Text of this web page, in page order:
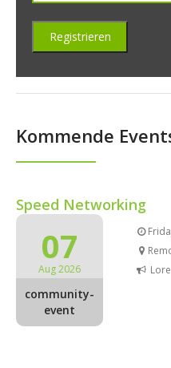
Kommende
Speed Networking
07
Aug 2026
community-
event